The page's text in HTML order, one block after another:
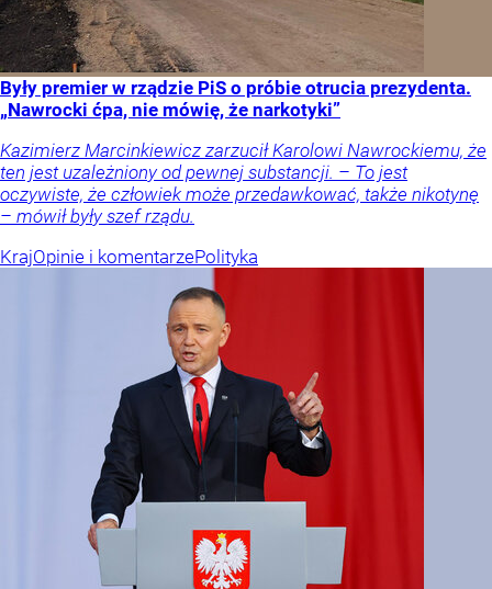
Były premier w rządzie PiS o próbie otrucia prezydenta.
„Nawrocki ćpa, nie mówię, że narkotyki”
Kazimierz Marcinkiewicz zarzucił Karolowi Nawrockiemu, że
ten jest uzależniony od pewnej substancji. – To jest
oczywiste, że człowiek może przedawkować, także nikotynę
– mówił były szef rządu.
KrajOpinie i komentarzePolityka